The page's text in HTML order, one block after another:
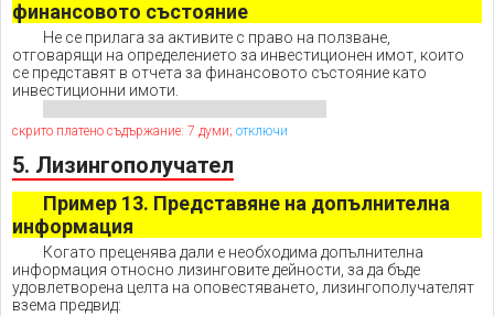
финансовото състояние
Не се прилага за активите с право на ползване,
отговарящи на определението за инвестиционен имот, които
се представят в отчета за финансовото състояние като
инвестиционни имоти.
скрито платено съдържание: 7 думи; отключи
5. Лизингополучател
Пример 13. Представяне на допълнителна
информация
Когато преценява дали е необходима допълнителна
информация относно лизинговите дейности, за да бъде
удовлетворена целта на оповестяването, лизингополучателят
взема предвид: